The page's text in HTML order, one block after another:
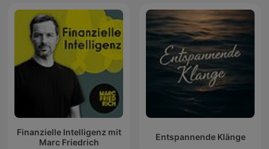
Finanzielle Intelligenz mit
Marc Friedrich
Entspannende Klänge